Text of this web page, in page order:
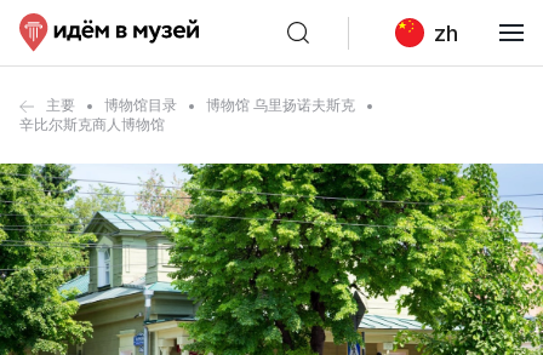
zh
主要 博物馆目录
博物馆 乌里扬诺夫斯克
辛比尔斯克商人博物馆